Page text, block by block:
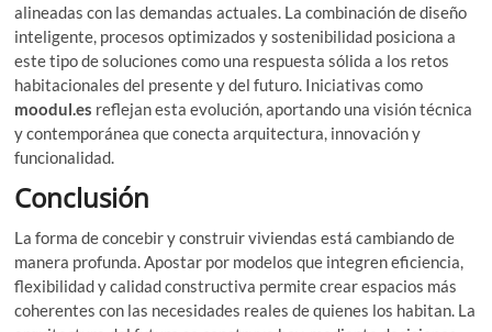
alineadas con las demandas actuales. La combinación de diseño
inteligente, procesos optimizados y sostenibilidad posiciona a
este tipo de soluciones como una respuesta sólida a los retos
habitacionales del presente y del futuro. Iniciativas como
moodul.es reflejan esta evolución, aportando una visión técnica
y contemporánea que conecta arquitectura, innovación y
funcionalidad.
Conclusión
La forma de concebir y construir viviendas está cambiando de
manera profunda. Apostar por modelos que integren eficiencia,
flexibilidad y calidad constructiva permite crear espacios más
coherentes con las necesidades reales de quienes los habitan. La